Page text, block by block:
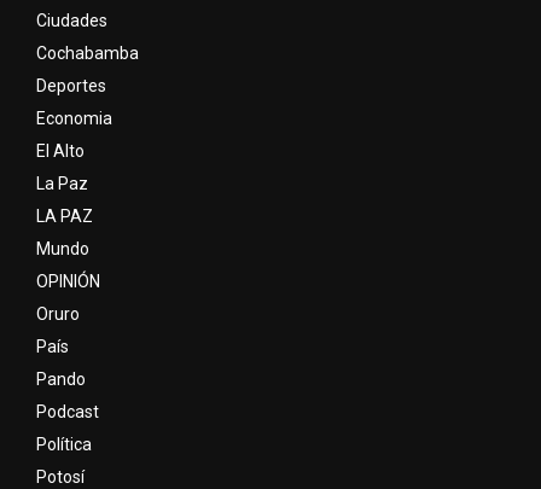
Ciudades
Cochabamba
Deportes
Economia
El Alto
La Paz
LA PAZ
Mundo
OPINIÓN
Oruro
País
Pando
Podcast
Política
Potosí